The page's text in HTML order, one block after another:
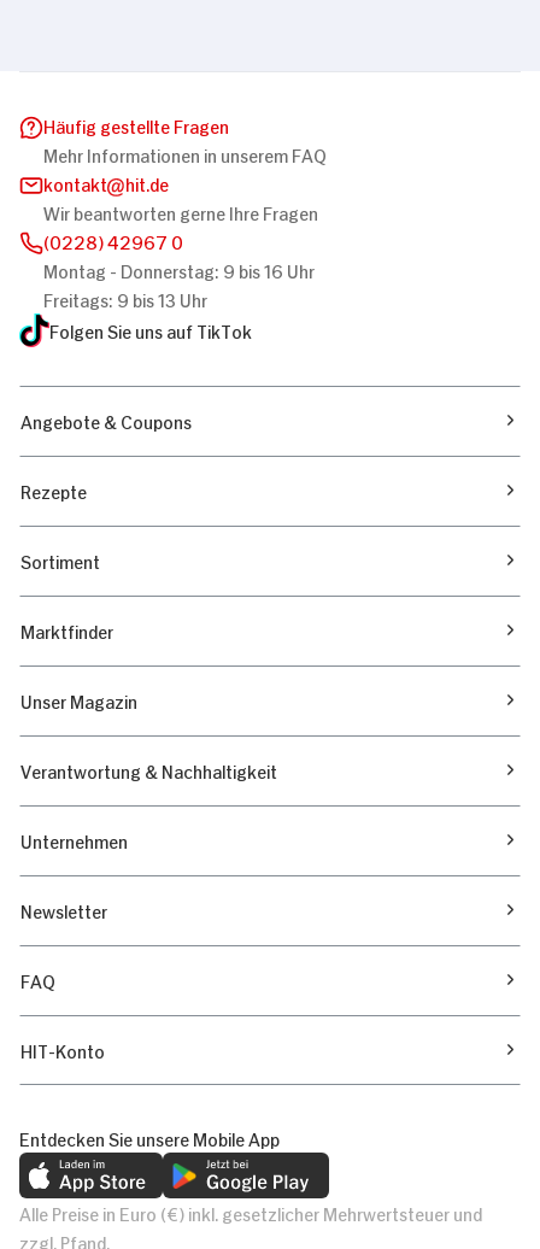
Häufig gestellte Fragen
Mehr Informationen in unserem FAQ
kontakt
hit.de
Wir beantworten gerne Ihre Fragen
(0228) 42967 0
Montag - Donnerstag: 9 bis 16 Uhr
Freitags: 9 bis 13 Uhr
Folgen Sie uns auf TikTok
Angebote & Coupons
Rezepte
Sortiment
Marktfinder
Unser Magazin
Verantwortung & Nachhaltigkeit
Unternehmen
Newsletter
FAQ
HIT-Konto
Entdecken Sie unsere Mobile App
Alle Preise in Euro (€) inkl. gesetzlicher Mehrwertsteuer und
zzgl. Pfand.